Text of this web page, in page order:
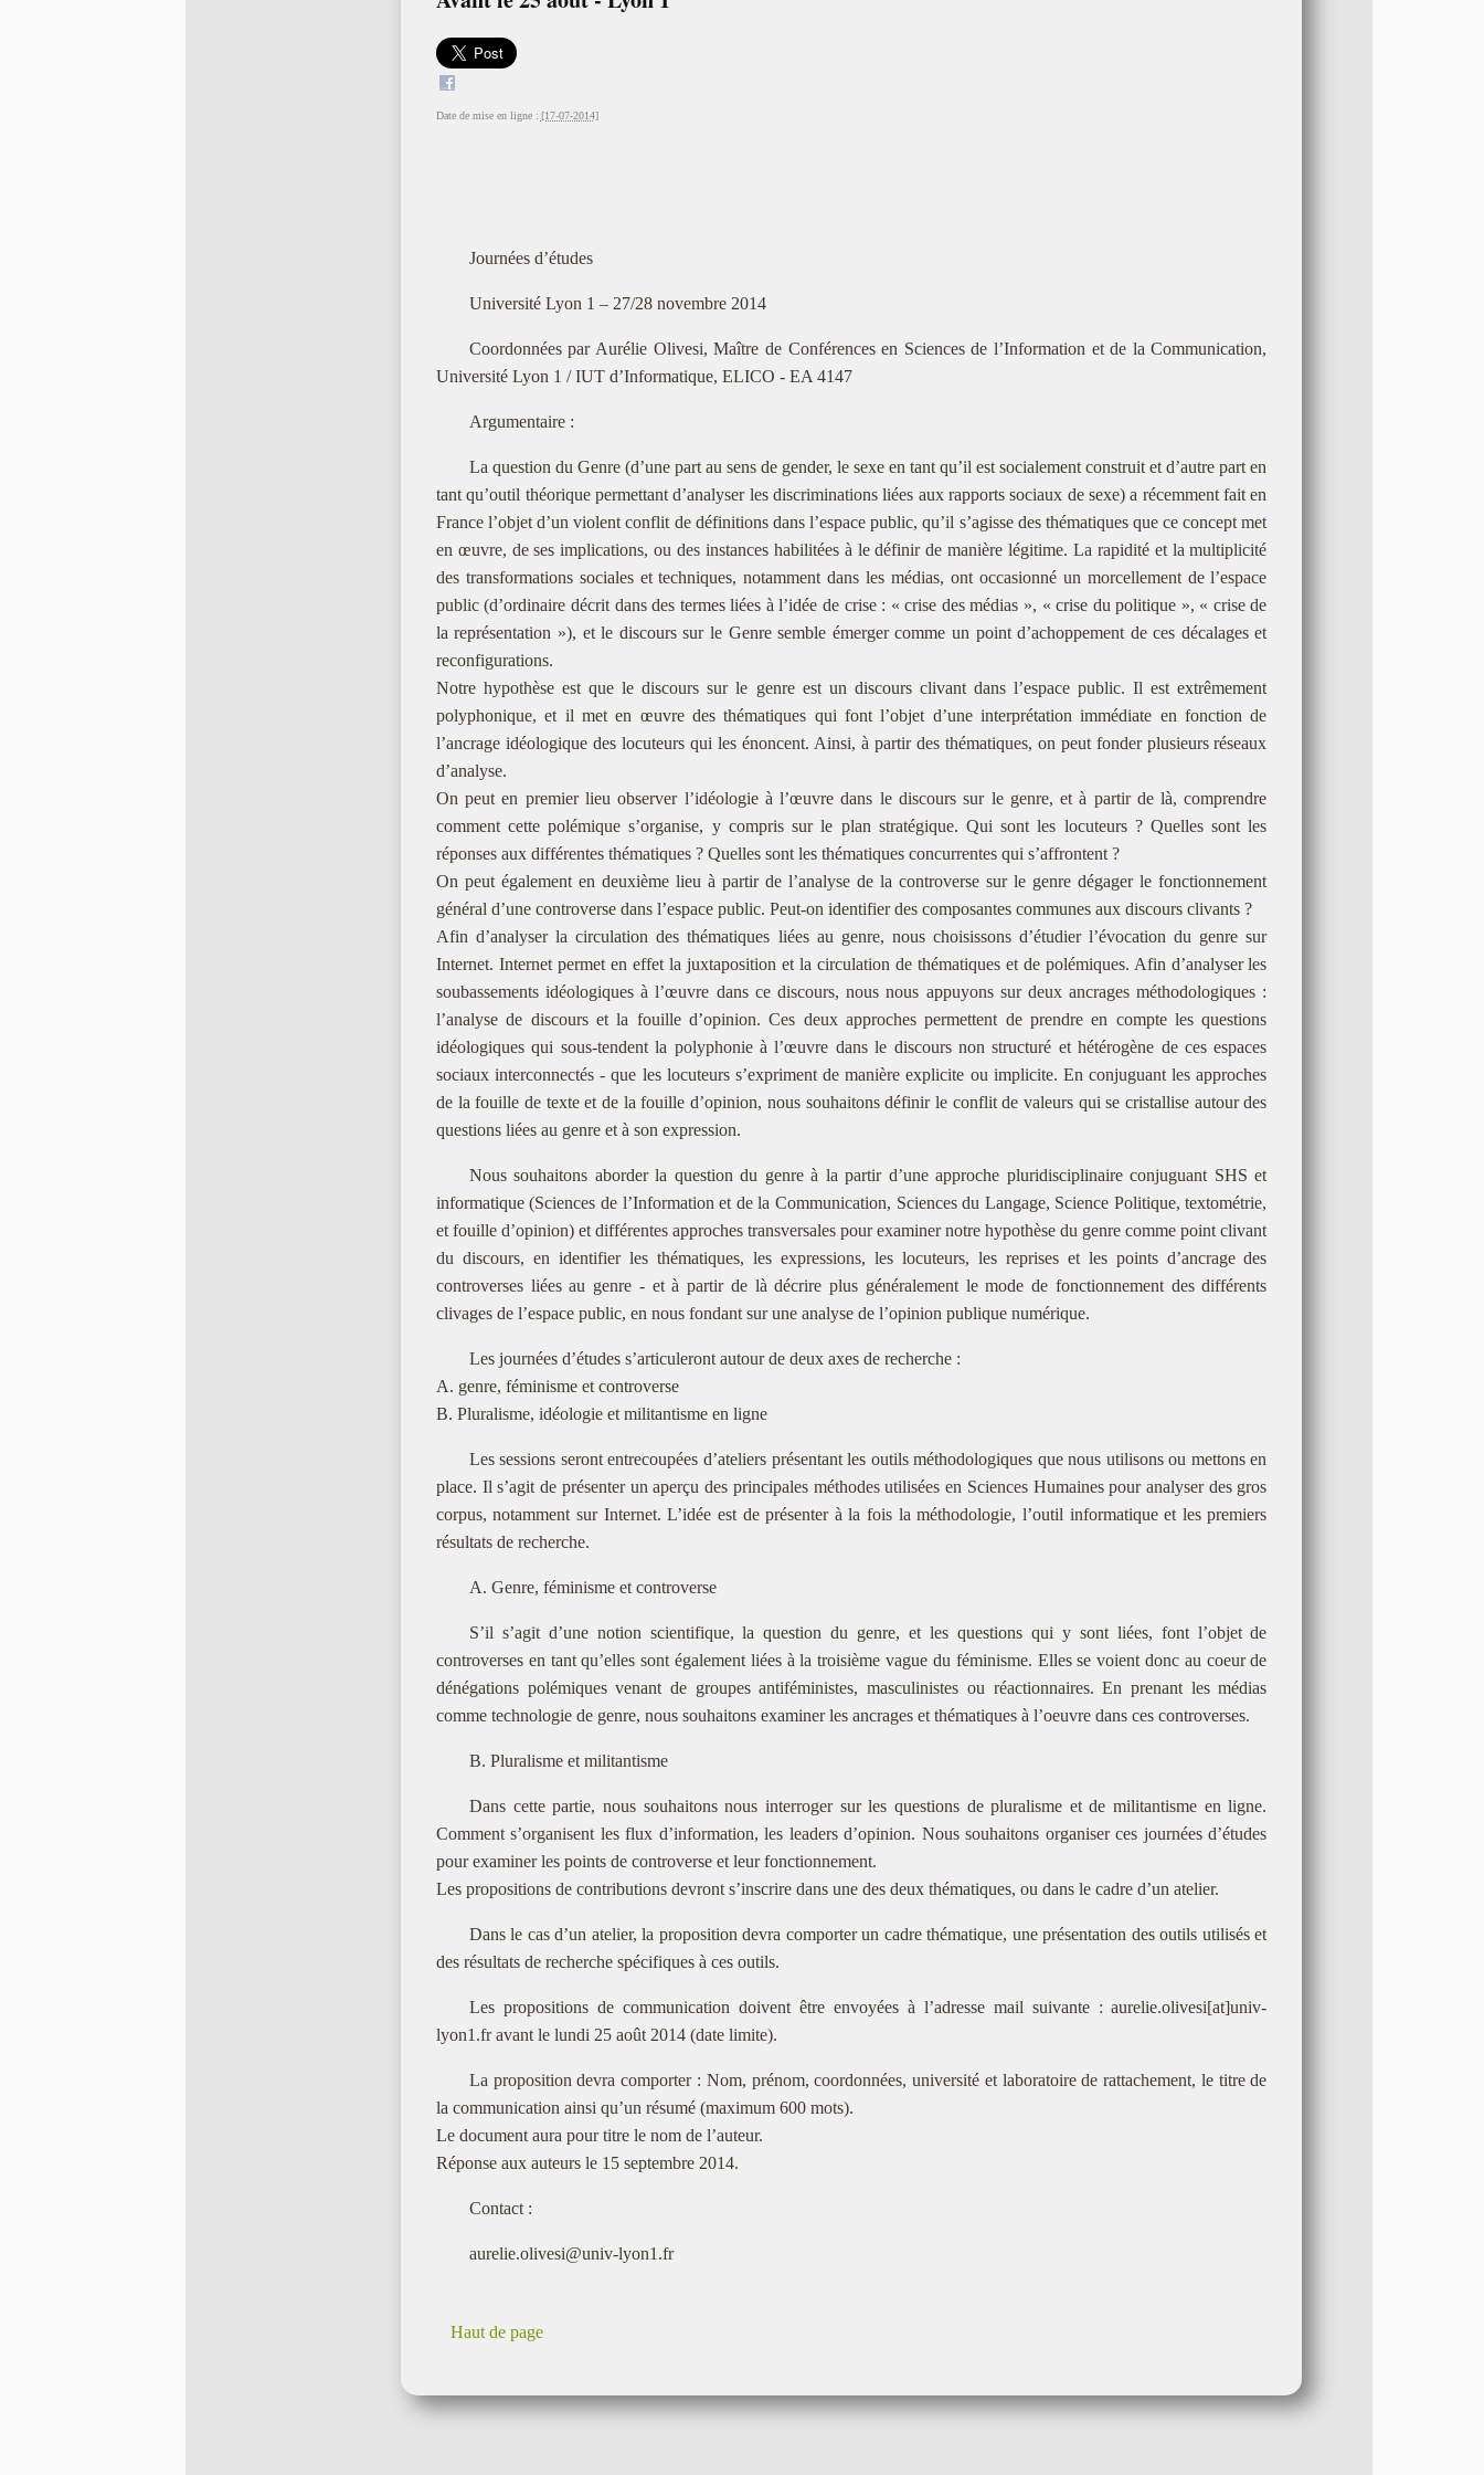
Date de mise en ligne : [17-07-2014]
Journées d’études
Université Lyon 1 – 27/28 novembre 2014
Coordonnées par Aurélie Olivesi, Maître de Conférences en Sciences de l’Information et de la Communication,
Université Lyon 1 / IUT d’Informatique, ELICO - EA 4147
Argumentaire :
La question du Genre (d’une part au sens de gender, le sexe en tant qu’il est socialement construit et d’autre part en
tant qu’outil théorique permettant d’analyser les discriminations liées aux rapports sociaux de sexe) a récemment fait en
France l’objet d’un violent conflit de définitions dans l’espace public, qu’il s’agisse des thématiques que ce concept met
en œuvre, de ses implications, ou des instances habilitées à le définir de manière légitime. La rapidité et la multiplicité
des transformations sociales et techniques, notamment dans les médias, ont occasionné un morcellement de l’espace
public (d’ordinaire décrit dans des termes liées à l’idée de crise : « crise des médias », « crise du politique », « crise de
la représentation »), et le discours sur le Genre semble émerger comme un point d’achoppement de ces décalages et
reconfigurations.
Notre hypothèse est que le discours sur le genre est un discours clivant dans l’espace public. Il est extrêmement
polyphonique, et il met en œuvre des thématiques qui font l’objet d’une interprétation immédiate en fonction de
l’ancrage idéologique des locuteurs qui les énoncent. Ainsi, à partir des thématiques, on peut fonder plusieurs réseaux
d’analyse.
On peut en premier lieu observer l’idéologie à l’œuvre dans le discours sur le genre, et à partir de là, comprendre
comment cette polémique s’organise, y compris sur le plan stratégique. Qui sont les locuteurs ? Quelles sont les
réponses aux différentes thématiques ? Quelles sont les thématiques concurrentes qui s’affrontent ?
On peut également en deuxième lieu à partir de l’analyse de la controverse sur le genre dégager le fonctionnement
général d’une controverse dans l’espace public. Peut-on identifier des composantes communes aux discours clivants ?
Afin d’analyser la circulation des thématiques liées au genre, nous choisissons d’étudier l’évocation du genre sur
Internet. Internet permet en effet la juxtaposition et la circulation de thématiques et de polémiques. Afin d’analyser les
soubassements idéologiques à l’œuvre dans ce discours, nous nous appuyons sur deux ancrages méthodologiques :
l’analyse de discours et la fouille d’opinion. Ces deux approches permettent de prendre en compte les questions
idéologiques qui sous-tendent la polyphonie à l’œuvre dans le discours non structuré et hétérogène de ces espaces
sociaux interconnectés - que les locuteurs s’expriment de manière explicite ou implicite. En conjuguant les approches
de la fouille de texte et de la fouille d’opinion, nous souhaitons définir le conflit de valeurs qui se cristallise autour des
questions liées au genre et à son expression.
Nous souhaitons aborder la question du genre à la partir d’une approche pluridisciplinaire conjuguant SHS et
informatique (Sciences de l’Information et de la Communication, Sciences du Langage, Science Politique, textométrie,
et fouille d’opinion) et différentes approches transversales pour examiner notre hypothèse du genre comme point clivant
du discours, en identifier les thématiques, les expressions, les locuteurs, les reprises et les points d’ancrage des
controverses liées au genre - et à partir de là décrire plus généralement le mode de fonctionnement des différents
clivages de l’espace public, en nous fondant sur une analyse de l’opinion publique numérique.
Les journées d’études s’articuleront autour de deux axes de recherche :
A. genre, féminisme et controverse
B. Pluralisme, idéologie et militantisme en ligne
Les sessions seront entrecoupées d’ateliers présentant les outils méthodologiques que nous utilisons ou mettons en
place. Il s’agit de présenter un aperçu des principales méthodes utilisées en Sciences Humaines pour analyser des gros
corpus, notamment sur Internet. L’idée est de présenter à la fois la méthodologie, l’outil informatique et les premiers
résultats de recherche.
A. Genre, féminisme et controverse
S’il s’agit d’une notion scientifique, la question du genre, et les questions qui y sont liées, font l’objet de
controverses en tant qu’elles sont également liées à la troisième vague du féminisme. Elles se voient donc au coeur de
dénégations polémiques venant de groupes antiféministes, masculinistes ou réactionnaires. En prenant les médias
comme technologie de genre, nous souhaitons examiner les ancrages et thématiques à l’oeuvre dans ces controverses.
B. Pluralisme et militantisme
Dans cette partie, nous souhaitons nous interroger sur les questions de pluralisme et de militantisme en ligne.
Comment s’organisent les flux d’information, les leaders d’opinion. Nous souhaitons organiser ces journées d’études
pour examiner les points de controverse et leur fonctionnement.
Les propositions de contributions devront s’inscrire dans une des deux thématiques, ou dans le cadre d’un atelier.
Dans le cas d’un atelier, la proposition devra comporter un cadre thématique, une présentation des outils utilisés et
des résultats de recherche spécifiques à ces outils.
Les propositions de communication doivent être envoyées à l’adresse mail suivante : aurelie.olivesi[at]univ-
lyon1.fr avant le lundi 25 août 2014 (date limite).
La proposition devra comporter : Nom, prénom, coordonnées, université et laboratoire de rattachement, le titre de
la communication ainsi qu’un résumé (maximum 600 mots).
Le document aura pour titre le nom de l’auteur.
Réponse aux auteurs le 15 septembre 2014.
Contact :
aurelie.olivesi@univ-lyon1.fr
Haut de page